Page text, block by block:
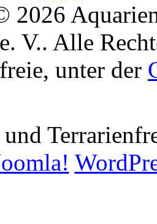
2026
V.. Alle
unter der